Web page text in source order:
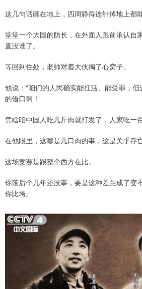
这几句话砸在地上，四周静得连针掉地上都
堂堂一个大国的防长，在外面人跟前承认自
直没谁了。
等回到住处，老帅对着大伙掏了心窝子。
他说：“咱们的人民确实能扛活、能受罪，
的借口啊！
凭啥咱中国人吃几斤肉就打发了，人家吃一
在他眼里，这哪是几口肉的事，这是关乎存
这场竞赛是跟整个西方在比。
你落后个几年还没事，要是这种差距成了变
你比垮。